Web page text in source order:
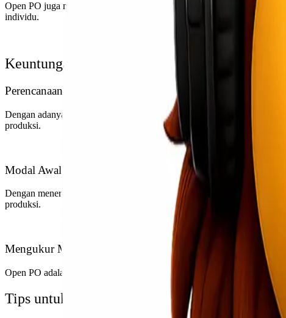
Open PO juga memberikan kesempatan bagi konsumen untuk
individu.
Keuntungan Open PO untuk Penjual
Perencanaan Produksi yang Lebih Baik
Dengan adanya Open PO, penjual dapat mengukur minat dan
produksi.
Modal Awal untuk Produksi
Dengan menerima pembayaran dari Open PO, penjual dapat
produksi.
Mengukur Minat Pasar
Open PO adalah cara efektif untuk mengukur minat pasar sebelum
Tips untuk Mengoptimalkan Penggunaan Open